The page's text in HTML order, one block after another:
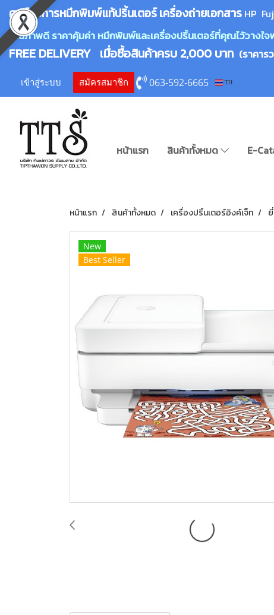
ศูนย์บริการหมึกพิมพ์แท้ปริ้นเตอร์ เครื่องถ่ายเอกสาร HP
คุณภาพดี ราคาคุ้มค่า หมึกพิมพ์และเครื่องปริ้นเตอร์ที่คุณไว้วางใ
FREE DELIVERY เมื่อซื้อสินค้าครบ 2,000 บาท (ราคาร
เข้าสู่ระบบ สมัครสมาชิก 063-592-6665 TH
หน้าแรก สินค้าทั้งหมด E-
หน้าแรก สินค้าทั้งหมด เครื่องปริ้นเตอร์อิงค์เจ็ท
New
Best Seller